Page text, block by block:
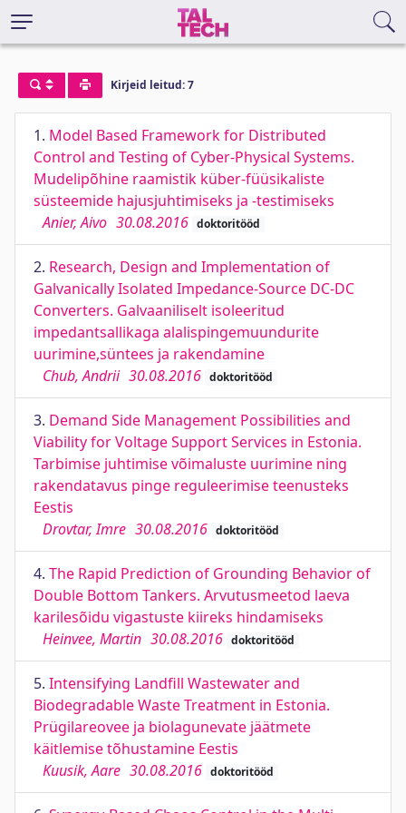
Kirjeid leitud: 7
1. Model Based Framework for Distributed
Control and Testing of Cyber-Physical Systems.
Mudelipõhine raamistik küber-füüsikaliste
süsteemide hajusjuhtimiseks ja -testimiseks
Anier, Aivo 30.08.2016 doktoritööd
2. Research, Design and Implementation of
Galvanically Isolated Impedance-Source DC-DC
Converters. Galvaaniliselt isoleeritud
impedantsallikaga alalispingemuundurite
uurimine,süntees ja rakendamine
Chub, Andrii 30.08.2016 doktoritööd
3. Demand Side Management Possibilities and
Viability for Voltage Support Services in Estonia.
Tarbimise juhtimise võimaluste uurimine ning
rakendatavus pinge reguleerimise teenusteks
Eestis
Drovtar, Imre 30.08.2016 doktoritööd
4. The Rapid Prediction of Grounding Behavior of
Double Bottom Tankers. Arvutusmeetod laeva
karilesõidu vigastuste kiireks hindamiseks
Heinvee, Martin 30.08.2016 doktoritööd
5. Intensifying Landfill Wastewater and
Biodegradable Waste Treatment in Estonia.
Prügilareovee ja biolagunevate jäätmete
käitlemise tõhustamine Eestis
Kuusik, Aare 30.08.2016 doktoritööd